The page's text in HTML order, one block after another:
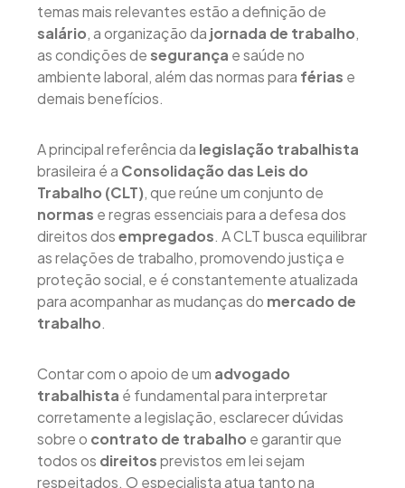
temas mais relevantes estão a definição de
salário, a organização da jornada de trabalho,
as condições desegurança e saúde no
ambiente laboral, além das normas para férias e
demais benefícios.
A principal referência da legislação trabalhista
brasileira é a Consolidação das Leis do
Trabalho (CLT), que reúne um conjunto de
normas e regras essenciais para a defesa dos
direitos dosempregados. A CLT busca equilibrar
as relações de trabalho, promovendo justiça e
proteção social, e é constantemente atualizada
para acompanhar as mudanças do mercado de
trabalho.
Contar com o apoio de um advogado
trabalhista é fundamental para interpretar
corretamente a legislação, esclarecer dúvidas
sobre o contrato de trabalho e garantir que
todos os direitosprevistos em lei sejam
respeitados. O especialista atua tanto na